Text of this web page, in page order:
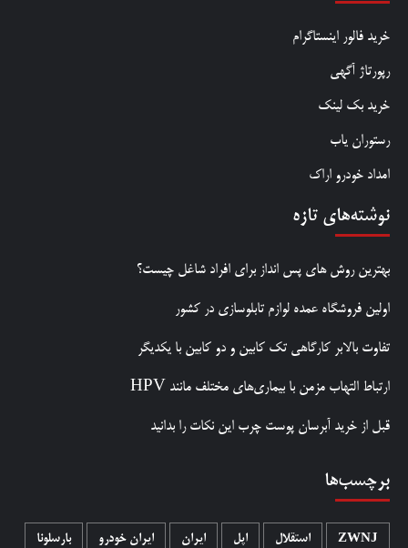
خرید فالور اینستاگرام
رپورتاژ آگهی
خرید بک لینک
رستوران یاب
امداد خودرو اراک
نوشته‌های تازه
بهترین روش‌ های پس‌ انداز برای افراد شاغل چیست؟
اولین فروشگاه عمده لوازم تابلوسازی در کشور
تفاوت بالابر کارگاهی تک کابین و دو کابین با یکدیگر
ارتباط التهاب مزمن با بیماری‌های مختلف مانند HPV
قبل از خرید آبرسان پوست چرب این نکات را بدانید
برچسب‌ها
ZWNJ استقلال اپل ایران ایران خودرو بارسلونا